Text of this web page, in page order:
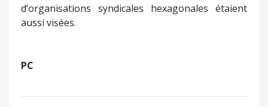
d’organisations syndicales hexagonales étaient
aussi visées.
PC